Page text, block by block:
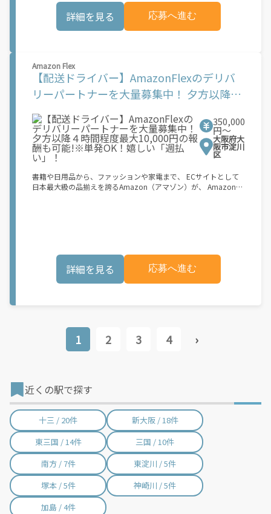
ンタル・リースサービスも利用できます！ 【Amazon Flexの魅
力】 ・少ない荷物量から試すこともでき、すぐ、簡単に始められ
る！ ・稼働する日や時間帯を自分で自由に決められるから、スキ
【Amazon Flexの始め方】 使用できる車両をお持ちの場合、必要
なものはたったの6つだけです。 1. スマートフォン 2. 運転免許証
3. 黒ナンバー 4. 最新の車検証 5. 銀行口座 6. 就労資格確認書類
（外国籍の方） ご応募いただいた後、登録手続きをご案内しま
の車両でご登録いただく場合、ご登録者様と車両の所有者様は同
一である必要があります。 【配達業務の流れ】 登録手続きを完
了すると、オファー（委託する配達業務）をアプリで確認するこ
とができます。 あとは、3つのステップで稼働するだけです。 1.
オファーを受諾する 2. デリバリーステーションで荷物をピックア
られたくないけれど、安定した収入がほしい...] 「スキマ時間はあ
るけれど、その時間に稼げる方法がない...」 「新しい業務にチャ
する費用など）はすべて自己負担となります。
詳細を見る 応募へ進む
Amazon Flex
【配送ドライバー】AmazonFlexのデリバ
リーパートナーを大量募集中！ 夕方以降４
時間程度最大10,000円の報酬も可能!※単発
OK！嬉しい「週払い」！
350,000
円〜
大阪府大
阪市淀川
区
書籍や日用品から、ファッションや家電まで、 ECサイトとして
日本最大級の品揃えを誇るAmazon（アマゾン）が、 Amazon
ンタル・リースサービスも利用できます！ 【Amazon Flexの魅
力】 ・少ない荷物量から試すこともでき、すぐ、簡単に始められ
る！ ・稼働する日や時間帯を自分で自由に決められるから、スキ
なものはたったの6つだけです。 1. スマートフォン 2. 運転免許証
3. 黒ナンバー 4. 最新の車検証 5. 銀行口座 6. 就労資格確認書類
（外国籍の方） ご応募いただいた後、登録手続きをご案内しま
了すると、オファー（委託する配達業務）をアプリで確認するこ
とができます。 あとは、3つのステップで稼働するだけです。 1.
オファーを受諾する 2. デリバリーステーションで荷物をピックア
ップし、配達先に届ける 3. 報酬を週払いで受け取る 「時間に縛
られたくないけれど、安定した収入がほしい...] 「スキマ時間はあ
るけれど、その時間に稼げる方法がない...」 「新しい業務にチャ
レンジしたいけれど、人間関係などが心配...」 そんなお悩み、
Amazon Flexで解決しませんか？ 少しでもご興味がある方は、お
気軽にご登録ください！ この募集はAmazonでの雇用ではなく、
個人事業主の方への業務委託です。稼働時に発生する費用（車両
の調達費用、ガソリン代、高速料金、駐車料金その他の業務に要
する費用など）はすべて自己負担となります。
詳細を見る 応募へ進む
1 2 3 4 ›
近くの駅で探す
十三 / 20件
新大阪 / 18件
東三国 / 14件
三国 / 10件
南方 / 7件
東淀川 / 5件
塚本 / 5件
神崎川 / 5件
加島 / 4件